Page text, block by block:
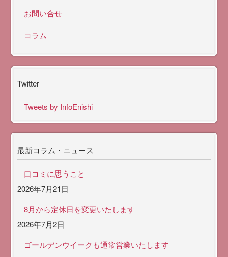
お問い合せ
コラム
Twitter
Tweets by InfoEnishi
最新コラム・ニュース
口コミに思うこと
2026年7月21日
8月から定休日を変更いたします
2026年7月2日
ゴールデンウイークも通常営業いたします